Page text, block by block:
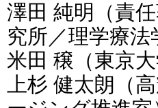
澤田 純明（責
究所／理学療法
米田 穣（東京
上杉 健太朗（